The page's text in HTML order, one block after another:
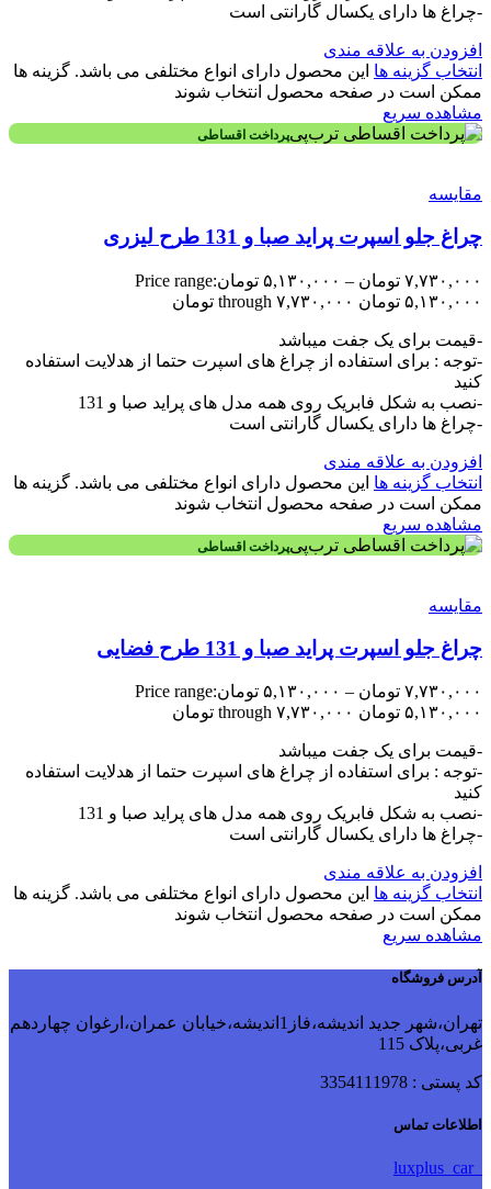
-چراغ ها دارای یکسال گارانتی است
افزودن به علاقه مندی
انتخاب گزینه ها این محصول دارای انواع مختلفی می باشد. گزینه ها
ممکن است در صفحه محصول انتخاب شوند
مشاهده سریع
پرداخت اقساطی
مقایسه
چراغ جلو اسپرت پراید صبا و 131 طرح لیزری
۷,۷۳۰,۰۰۰ تومان – ۵,۱۳۰,۰۰۰ تومانPrice range:
۵,۱۳۰,۰۰۰ تومان through ۷,۷۳۰,۰۰۰ تومان
-قیمت برای یک جفت میباشد
-توجه : برای استفاده از چراغ های اسپرت حتما از هدلایت استفاده
کنید
-نصب به شکل فابریک روی همه مدل های پراید صبا و 131
-چراغ ها دارای یکسال گارانتی است
افزودن به علاقه مندی
انتخاب گزینه ها این محصول دارای انواع مختلفی می باشد. گزینه ها
ممکن است در صفحه محصول انتخاب شوند
مشاهده سریع
پرداخت اقساطی
مقایسه
چراغ جلو اسپرت پراید صبا و 131 طرح فضایی
۷,۷۳۰,۰۰۰ تومان – ۵,۱۳۰,۰۰۰ تومانPrice range:
۵,۱۳۰,۰۰۰ تومان through ۷,۷۳۰,۰۰۰ تومان
-قیمت برای یک جفت میباشد
-توجه : برای استفاده از چراغ های اسپرت حتما از هدلایت استفاده
کنید
-نصب به شکل فابریک روی همه مدل های پراید صبا و 131
-چراغ ها دارای یکسال گارانتی است
افزودن به علاقه مندی
انتخاب گزینه ها این محصول دارای انواع مختلفی می باشد. گزینه ها
ممکن است در صفحه محصول انتخاب شوند
مشاهده سریع
آدرس فروشگاه
تهران،شهر جدید اندیشه،فاز1اندیشه،خیابان عمران،ارغوان چهاردهم
غربی،پلاک 115
کد پستی : 3354111978
اطلاعات تماس